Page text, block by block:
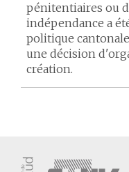
pénitentiaires ou
indépendance a
politique
une décision
création.